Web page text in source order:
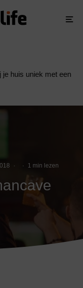
je huis uniek met een
· · 1 min lezen